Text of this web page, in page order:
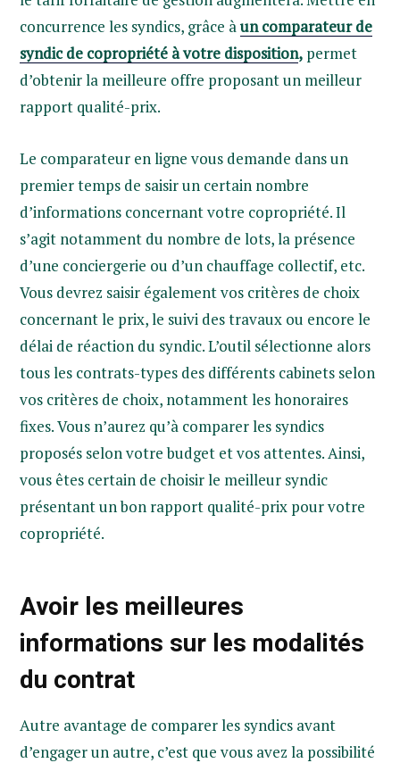
concurrence les syndics, grâce àun comparateur de
syndic de copropriété à votre disposition, permet
d’obtenir la meilleure offre proposant un meilleur
rapport qualité-prix.
Le comparateur en ligne vous demande dans un
premier temps de saisir un certain nombre
d’informations concernant votre copropriété. Il
s’agit notamment du nombre de lots, la présence
d’une conciergerie ou d’un chauffage collectif, etc.
Vous devrez saisir également vos critères de choix
concernant le prix, le suivi des travaux ou encore le
délai de réaction du syndic. L’outil sélectionne alors
tous les contrats-types des différents cabinets selon
vos critères de choix, notamment les honoraires
fixes. Vous n’aurez qu’à comparer les syndics
proposés selon votre budget et vos attentes. Ainsi,
vous êtes certain de choisir le meilleur syndic
présentant un bon rapport qualité-prix pour votre
copropriété.
Avoir les meilleures
informations sur les modalités
du contrat
Autre avantage de comparer les syndics avant
d’engager un autre, c’est que vous avez la possibilité